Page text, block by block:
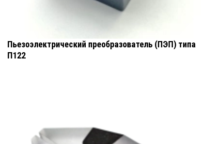
Пьезоэлектрический преобразователь (ПЭП) типа
П122